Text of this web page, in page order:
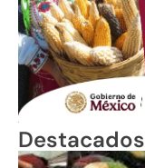
Destacados